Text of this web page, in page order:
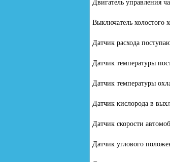
Двигатель управления
Выключатель холостого
Датчик расхода
Датчик температуры
Датчик температуры
Датчик кислорода в
Датчик скорости
Датчик углового